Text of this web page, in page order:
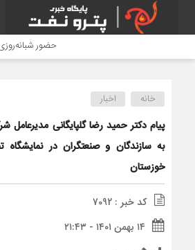
حضور شبانه‌روزی
خانه اخبار
پیام دکتر حمید رضا گلپایگانی
به سازندگان و صنعتگران در
خوزستان
کد خبر : 7092
۱۴ بهمن ۱۴۰۱ - ۲۱:۴۳